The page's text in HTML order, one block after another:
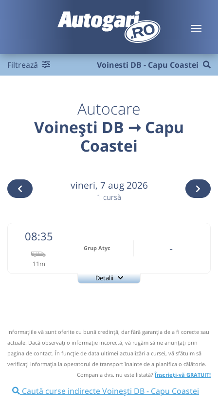
Filtrează Voinesti DB - Capu Coastei
Autocare
Voinești DB ➞ Capu
Coastei
vineri, 7 aug 2026
1 cursă
08:35
11m
Grup Atyc -
Detalii
Nu a circulat?Semnalați aici
Pune poze din călătoria ta ⤣
08:35 Voinești DB Centru
Microbuz: # Targoviste-Campulung Muscel
Informaţiile vă sunt oferite cu bună credinţă, dar fără garanţia de a fi corecte sau
actuale. Dacă observați o informaţie incorectă, vă rugăm să ne anunțați prin
pagina de contact. În funcție de data ultimei actualizări a cursei, vă sfătuim să
verificaţi informaţia la operatorul de transport înainte de a planifica o călătorie.
Compania dvs. nu este listată?Înscrieți-vă GRATUIT!
Caută curse indirecte Voinești DB - Capu Coastei